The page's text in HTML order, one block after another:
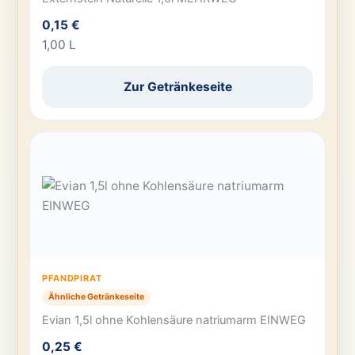
0,15 €
1,00 L
Zur Getränkeseite
PFANDPIRAT
Ähnliche Getränkeseite
Evian 1,5l ohne Kohlensäure natriumarm EINWEG
0,25 €